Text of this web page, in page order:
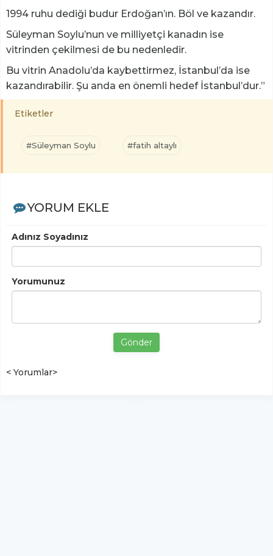
1994 ruhu dediği budur Erdoğan’ın. Böl ve kazandır.
Süleyman Soylu’nun ve milliyetçi kanadın ise
vitrinden çekilmesi de bu nedenledir.
Bu vitrin Anadolu’da kaybettirmez, İstanbul’da ise
kazandırabilir. Şu anda en önemli hedef İstanbul’dur.”
Etiketler
#Süleyman Soylu #fatih altaylı
YORUM EKLE
Adınız Soyadınız
Yorumunuz
Gönder
< Yorumlar>